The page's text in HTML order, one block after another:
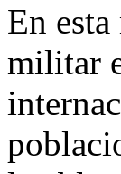
En
militar